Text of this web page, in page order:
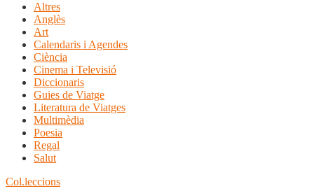
Altres
Anglès
Art
Calendaris i Agendes
Ciència
Cinema i Televisió
Diccionaris
Guies de Viatge
Literatura de Viatges
Multimèdia
Poesia
Regal
Salut
Col.leccions